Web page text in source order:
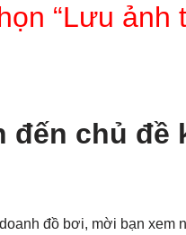
“Lưu ảnh
đến chủ đề
đồ bơi, mời bạn xem